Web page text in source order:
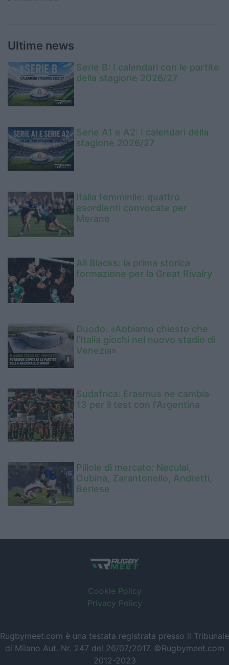
Ultime news
Serie B: I calendari con le partite
della stagione 2026/27
Serie A1 e A2: I calendari della
stagione 2026/27
Italia femminile: quattro
esordienti convocate per
Merano
All Blacks: la prima storica
formazione per la Great Rivalry
Duodo: «Abbiamo chiesto che
l’Italia giochi nel nuovo stadio di
Venezia»
Sudafrica: Erasmus ne cambia
13 per il test con l'Argentina
Pillole di mercato: Neculai,
Oubina, Zarantonello, Andretti,
Berlese
Cookie Policy
Privacy Policy
Rugbymeet.com è una testata registrata presso il Tribunale
di Milano Aut. Nr. 247 del 26/07/2017. ©Rugbymeet.com
2012-2023